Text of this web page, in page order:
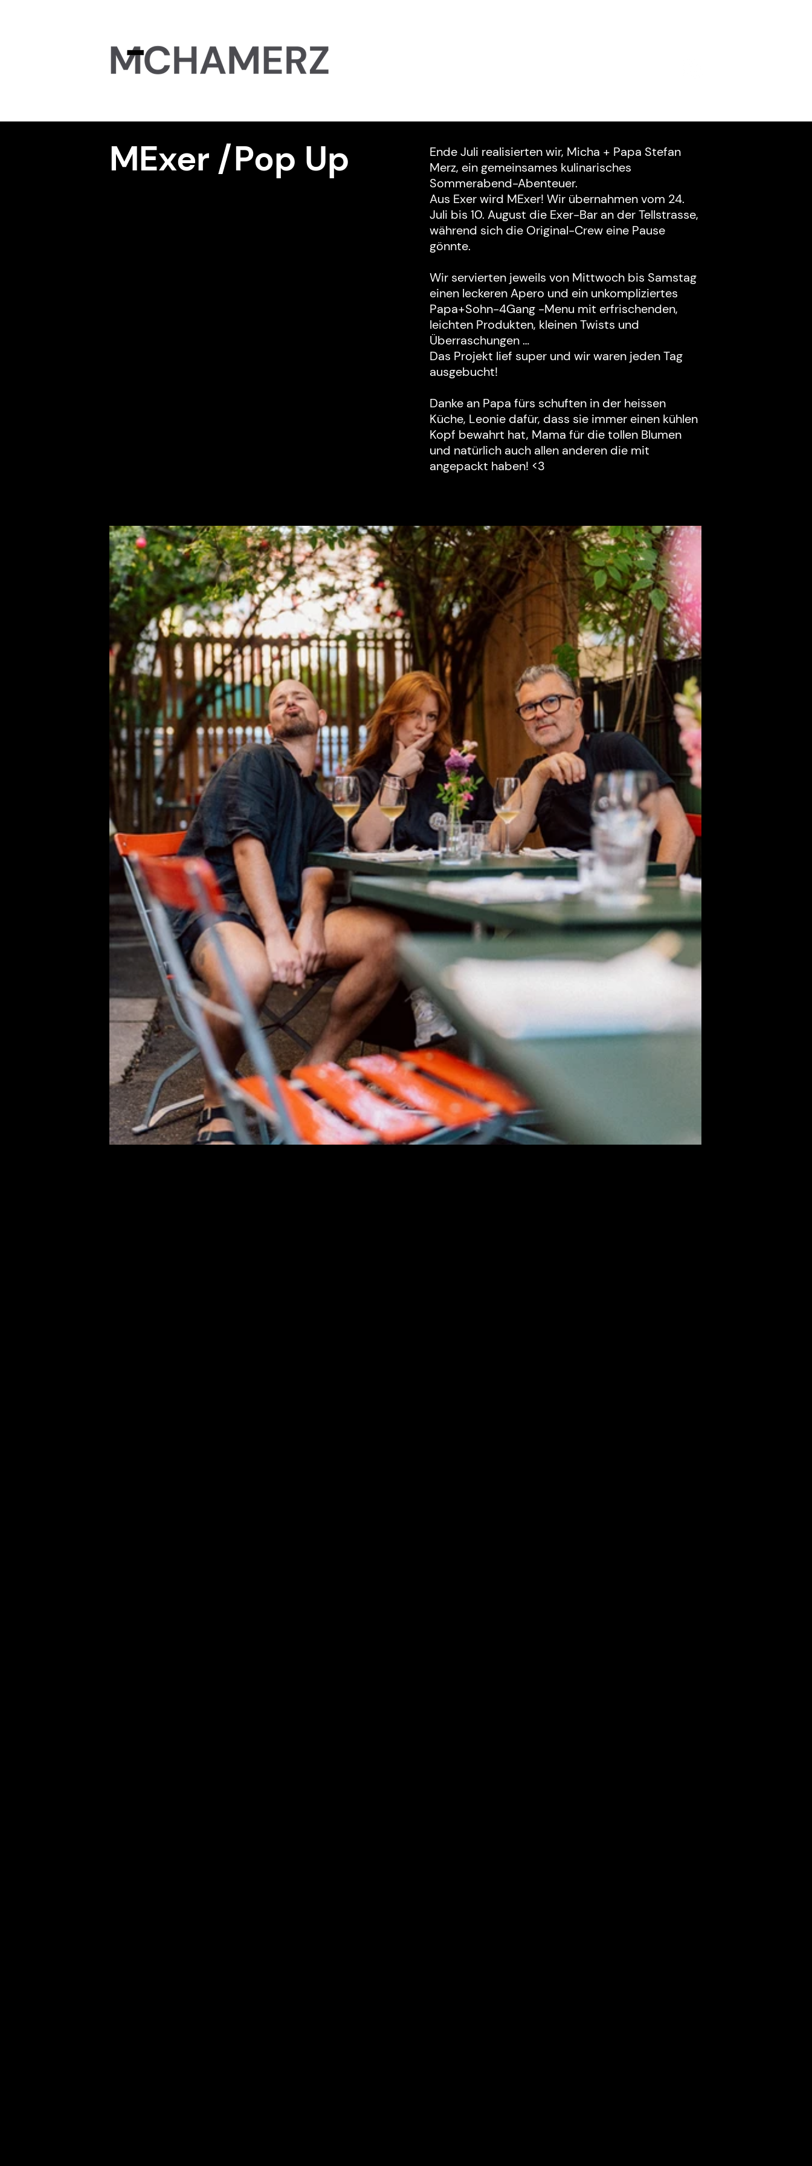
MExer /Pop Up
Ende Juli realisierten wir, Micha + Papa Stefan
Merz, ein gemeinsames kulinarisches
Sommerabend-Abenteuer.
Aus Exer wird MExer! Wir übernahmen vom 24.
Juli bis 10. August die Exer-Bar an der Tellstrasse,
während sich die Original-Crew eine Pause
gönnte.
Wir servierten jeweils von Mittwoch bis Samstag
einen leckeren Apero und ein unkompliziertes
Papa+Sohn-4Gang -Menu mit erfrischenden,
leichten Produkten, kleinen Twists und
Überraschungen …
Das Projekt lief super und wir waren jeden Tag
ausgebucht!
Danke an Papa fürs schuften in der heissen
Küche, Leonie dafür, dass sie immer einen kühlen
Kopf bewahrt hat, Mama für die tollen Blumen
und natürlich auch allen anderen die mit
angepackt haben! <3